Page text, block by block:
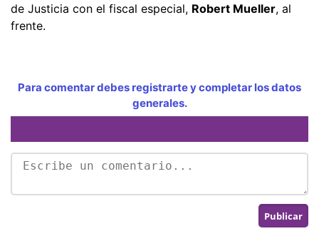
de Justicia con el fiscal especial, Robert Mueller, al
frente.
Para comentar debes registrarte y completar los datos
generales.